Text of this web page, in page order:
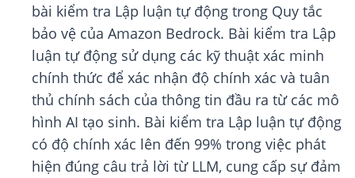
bài kiểm tra Lập luận tự động trong Quy tắc
bảo vệ của Amazon Bedrock. Bài kiểm tra Lập
luận tự động sử dụng các kỹ thuật xác minh
chính thức để xác nhận độ chính xác và tuân
thủ chính sách của thông tin đầu ra từ các mô
hình AI tạo sinh. Bài kiểm tra Lập luận tự động
có độ chính xác lên đến 99% trong việc phát
hiện đúng câu trả lời từ LLM, cung cấp sự đảm